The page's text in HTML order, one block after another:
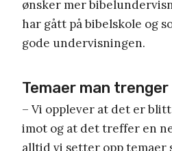
ønsker mer
har gått på bibelskole og
gode undervisningen.
Temaer man trenger
– Vi opplever at det er
imot og at det treffer en
alltid vi setter opp temaer